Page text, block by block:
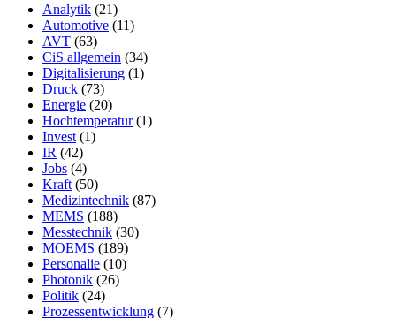
Analytik (21)
Automotive (11)
AVT (63)
CiS allgemein (34)
Digitalisierung (1)
Druck (73)
Energie (20)
Hochtemperatur(1)
Invest (1)
IR (42)
Jobs (4)
Kraft (50)
Medizintechnik (87)
MEMS (188)
Messtechnik (30)
MOEMS (189)
Personalie (10)
Photonik (26)
Politik (24)
Prozessentwicklung (7)